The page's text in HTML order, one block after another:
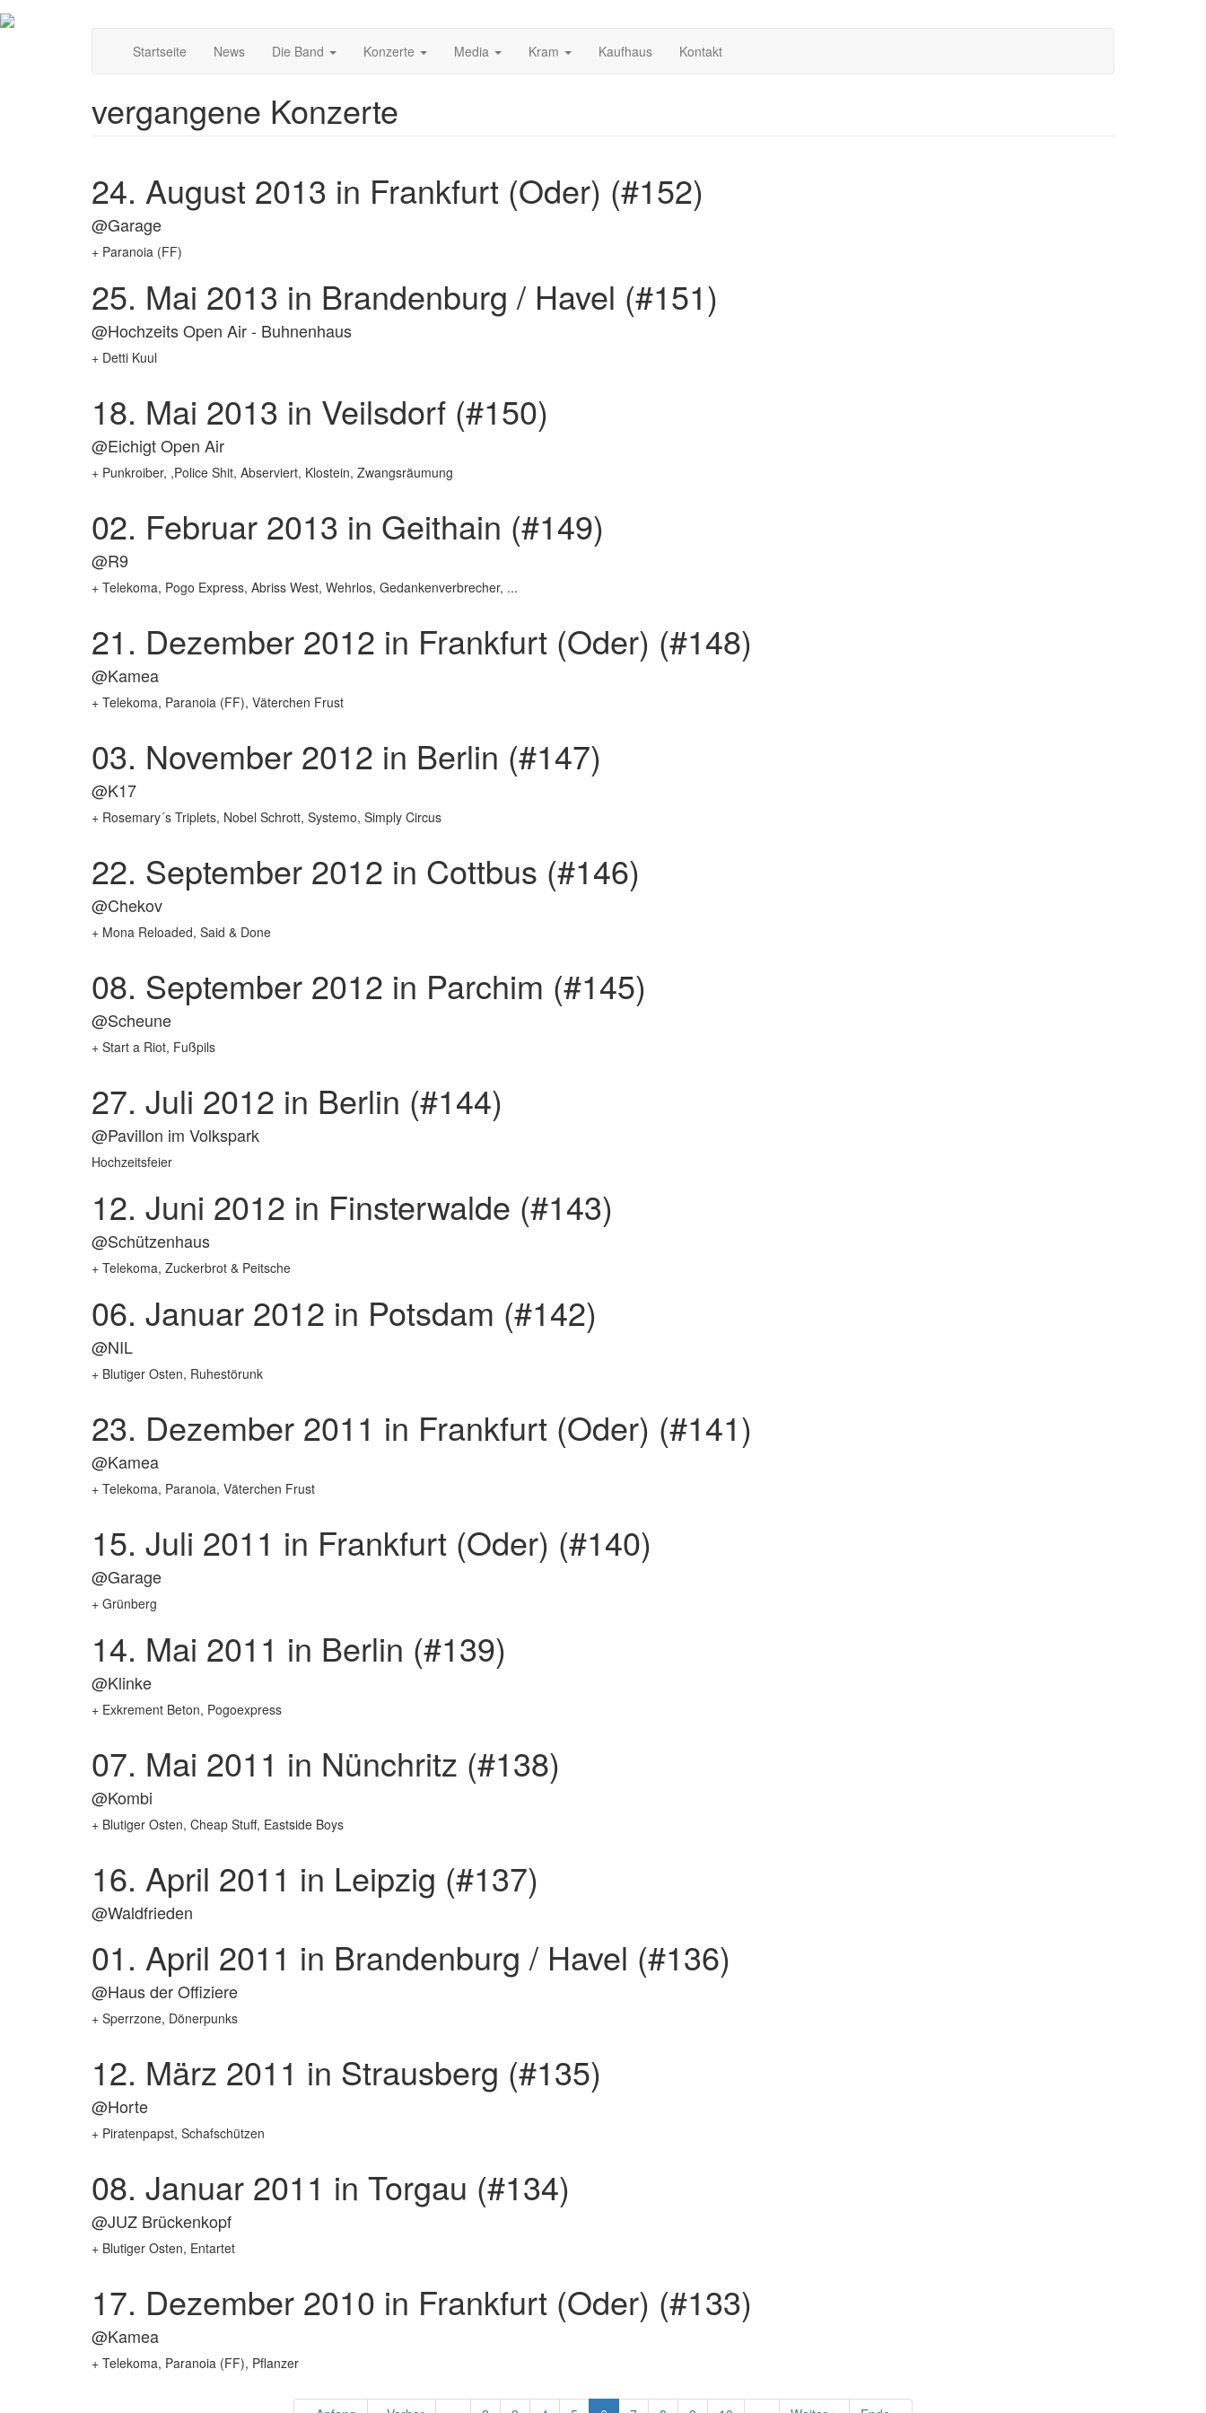
Direkt
Main
navigation
Startseite News Die Band Konzerte Media Kram Kaufhaus Kontakt
vergangene Konzerte
24. August 2013 in Frankfurt (Oder) (#152)
@Garage
+ Paranoia (FF)
25. Mai 2013 in Brandenburg / Havel (#151)
@Hochzeits Open Air - Buhnenhaus
+ Detti Kuul
18. Mai 2013 in Veilsdorf (#150)
@Eichigt Open Air
+ Punkroiber, ,Police Shit, Abserviert, Klostein, Zwangsräumung
02. Februar 2013 in Geithain (#149)
@R9
+ Telekoma, Pogo Express, Abriss West, Wehrlos, Gedankenverbrecher, ...
21. Dezember 2012 in Frankfurt (Oder) (#148)
@Kamea
+ Telekoma, Paranoia (FF), Väterchen Frust
03. November 2012 in Berlin (#147)
@K17
+ Rosemary´s Triplets, Nobel Schrott, Systemo, Simply Circus
22. September 2012 in Cottbus (#146)
@Chekov
+ Mona Reloaded, Said & Done
08. September 2012 in Parchim (#145)
@Scheune
+ Start a Riot, Fußpils
27. Juli 2012 in Berlin (#144)
@Pavillon im Volkspark
Hochzeitsfeier
12. Juni 2012 in Finsterwalde (#143)
@Schützenhaus
+ Telekoma, Zuckerbrot & Peitsche
06. Januar 2012 in Potsdam (#142)
@NIL
+ Blutiger Osten, Ruhestörunk
23. Dezember 2011 in Frankfurt (Oder) (#141)
@Kamea
+ Telekoma, Paranoia, Väterchen Frust
15. Juli 2011 in Frankfurt (Oder) (#140)
@Garage
+ Grünberg
14. Mai 2011 in Berlin (#139)
@Klinke
+ Exkrement Beton, Pogoexpress
07. Mai 2011 in Nünchritz (#138)
@Kombi
+ Blutiger Osten, Cheap Stuff, Eastside Boys
16. April 2011 in Leipzig (#137)
@Waldfrieden
01. April 2011 in Brandenburg / Havel (#136)
@Haus der Offiziere
+ Sperrzone, Dönerpunks
12. März 2011 in Strausberg (#135)
@Horte
+ Piratenpapst, Schafschützen
08. Januar 2011 in Torgau (#134)
@JUZ Brückenkopf
+ Blutiger Osten, Entartet
17. Dezember 2010 in Frankfurt (Oder) (#133)
@Kamea
+ Telekoma, Paranoia (FF), Pflanzer